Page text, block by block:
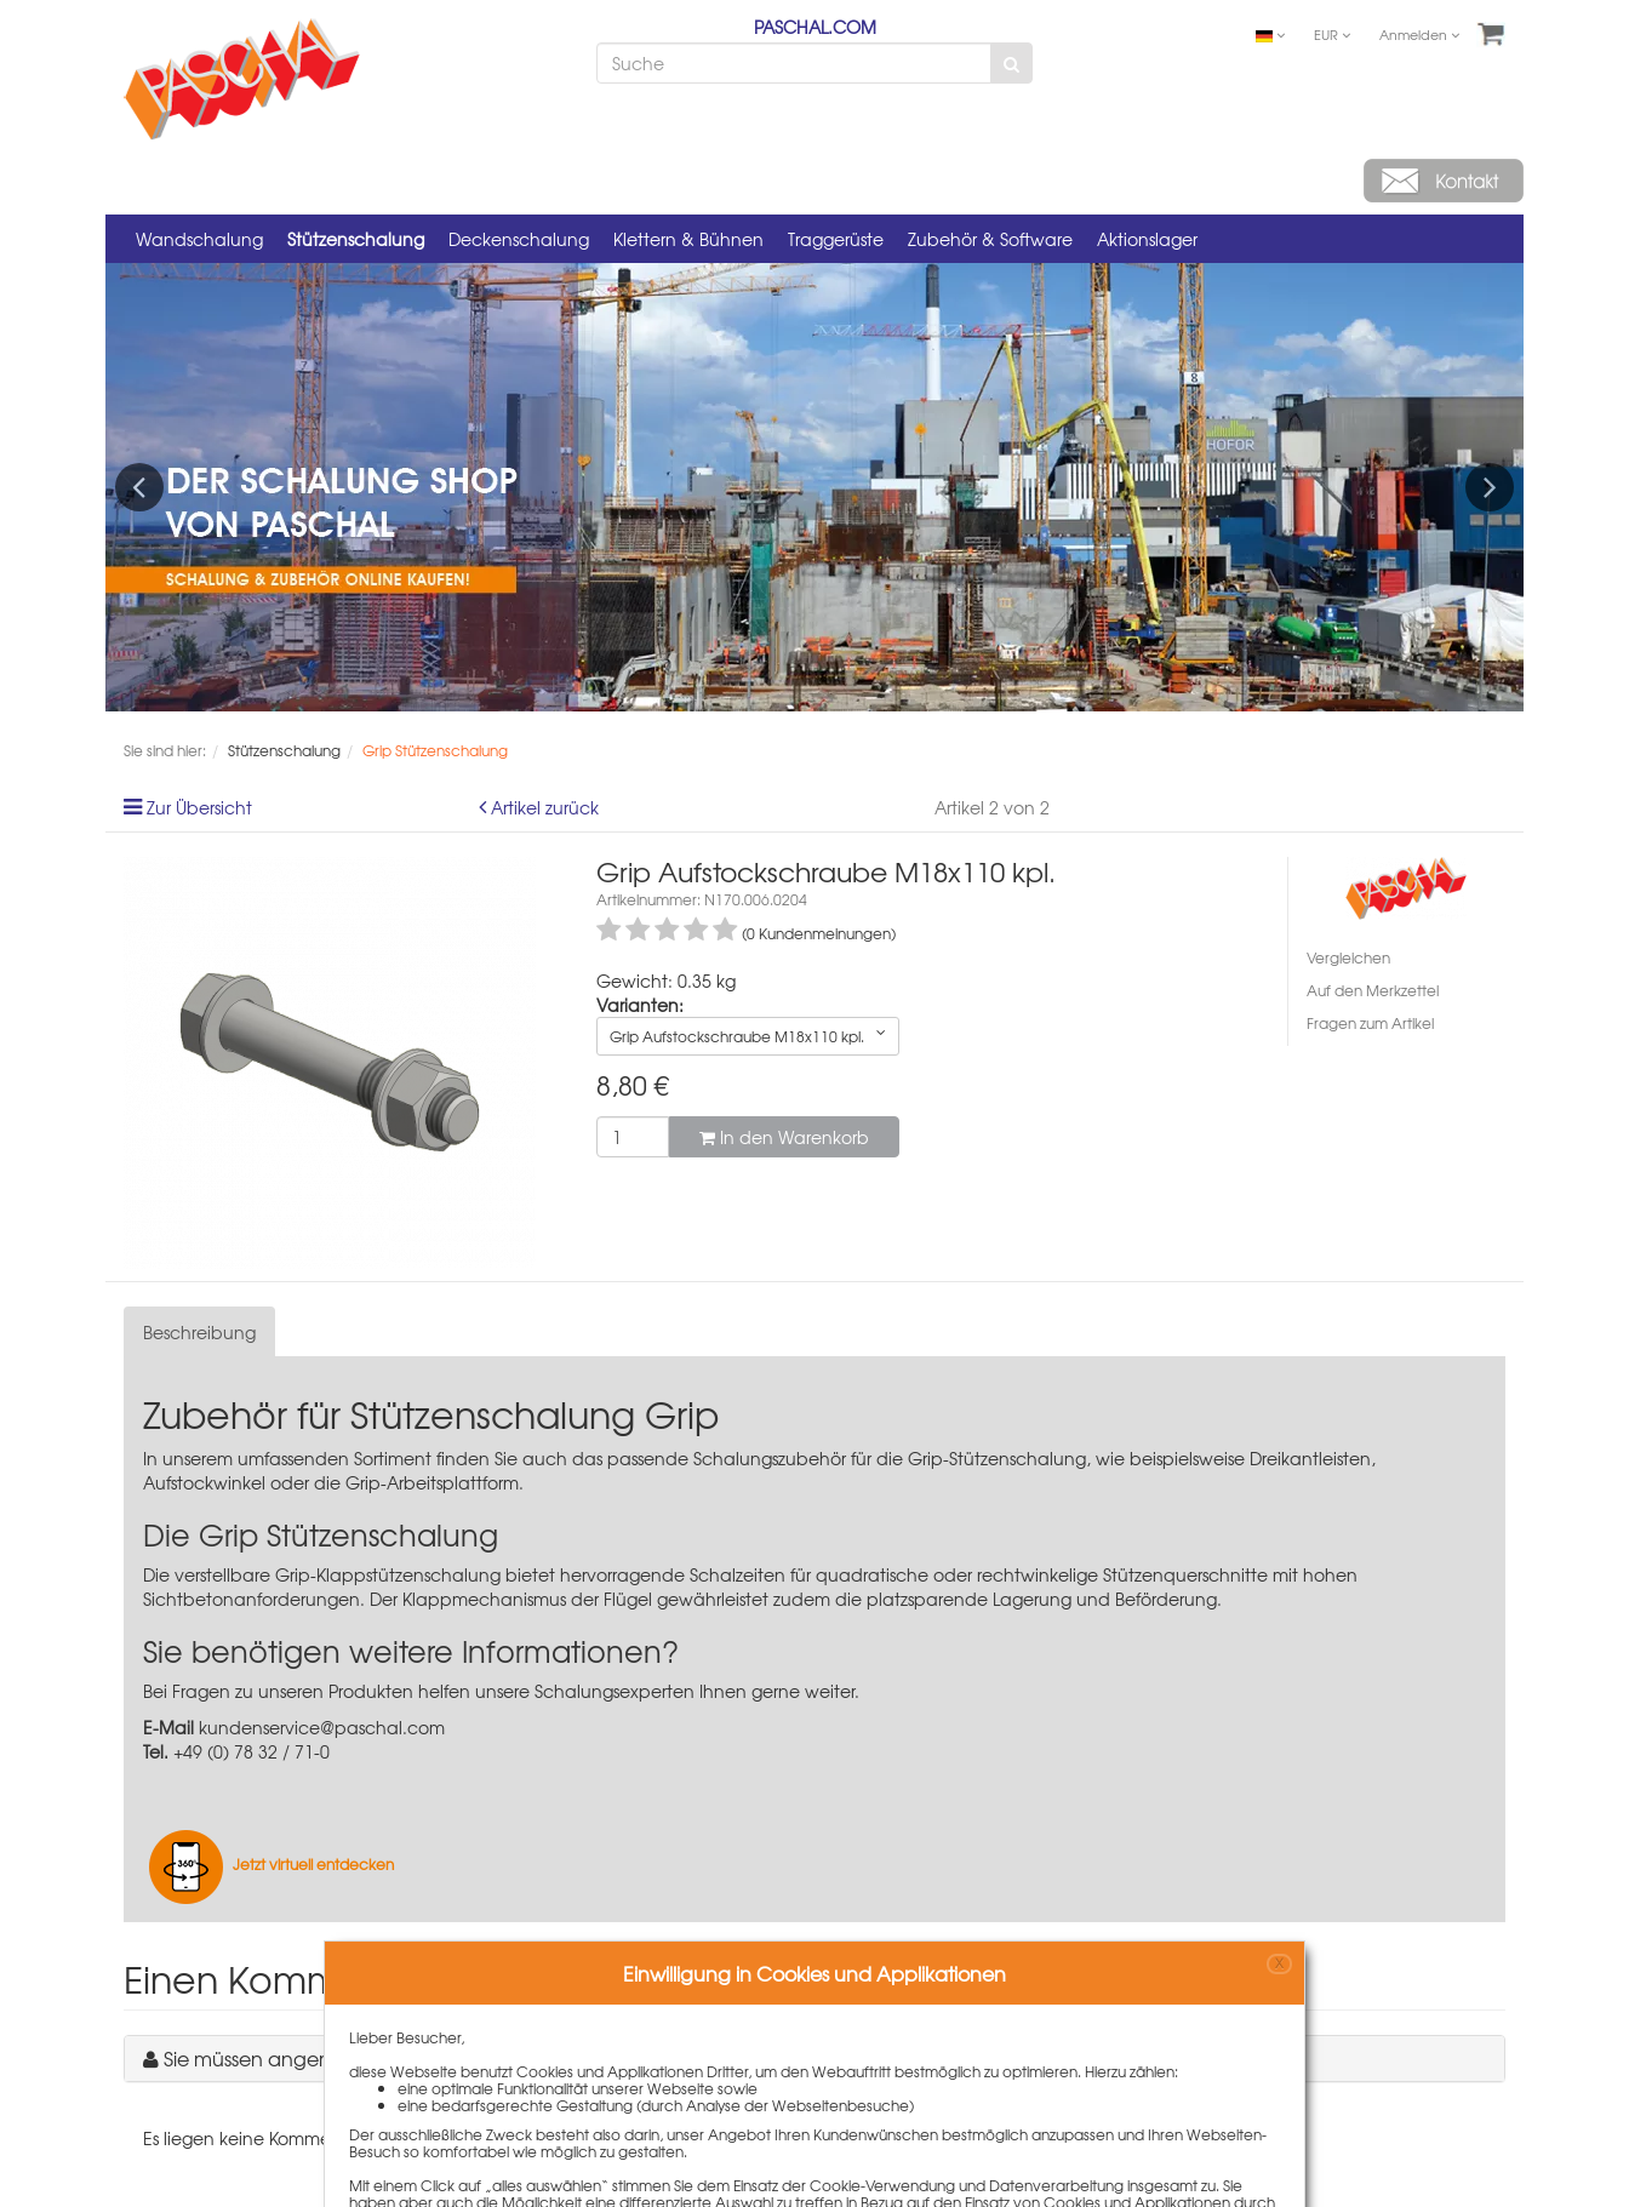
EUR Anmelden
PASCHAL.COM
Wandschalung Stützenschalung Deckenschalung Klettern & Bühnen Traggerüste Zubehör & Software Aktionslager
Previous Next
Sie sind hier: Stützenschalung Grip Stützenschalung
Zur Übersicht Artikel zurück Artikel 2 von 2
Grip Aufstockschraube M18x110 kpl.
Artikelnummer: N170.006.0204
(0 Kundenmeinungen)
Gewicht: 0.35 kg
Varianten:
Grip Aufstockschraube M18x110 kpl.
8,80 €
In den Warenkorb
Vergleichen
Auf den Merkzettel
Fragen zum Artikel
Beschreibung
Zubehör für Stützenschalung Grip
In unserem umfassenden Sortiment finden Sie auch das passende Schalungszubehör für die Grip-Stützenschalung, wie beispielsweise Dreikantleisten,
Aufstockwinkel oder die Grip-Arbeitsplattform.
Die Grip Stützenschalung
Die verstellbare Grip-Klappstützenschalung bietet hervorragende Schalzeiten für quadratische oder rechtwinkelige Stützenquerschnitte mit hohen
Sichtbetonanforderungen. Der Klappmechanismus der Flügel gewährleistet zudem die platzsparende Lagerung und Beförderung.
Sie benötigen weitere Informationen?
Bei Fragen zu unseren Produkten helfen unsere Schalungsexperten Ihnen gerne weiter.
E-Mail kundenservice@paschal.com
Tel. +49 (0) 78 32 / 71-0
Jetzt virtuell entdecken
Einen Kommentar schreiben
Sie müssen angemeldet sein, um einen Kommentar schreiben zu können.
Es liegen keine Kommentare zu diesem Artikel vor.
Einwilligung in Cookies und Applikationen X
Lieber Besucher,
diese Webseite benutzt Cookies und Applikationen Dritter, um den Webauftritt bestmöglich zu optimieren. Hierzu zählen:
eine optimale Funktionalität unserer Webseite sowie
eine bedarfsgerechte Gestaltung (durch Analyse der Webseitenbesuche)
Der ausschließliche Zweck besteht also darin, unser Angebot Ihren Kundenwünschen bestmöglich anzupassen und Ihren Webseiten-
Besuch so komfortabel wie möglich zu gestalten.
Mit einem Click auf „alles auswählen“ stimmen Sie dem Einsatz der Cookie-Verwendung und Datenverarbeitung insgesamt zu. Sie
haben aber auch die Möglichkeit eine differenzierte Auswahl zu treffen in Bezug auf den Einsatz von Cookies und Applikationen durch